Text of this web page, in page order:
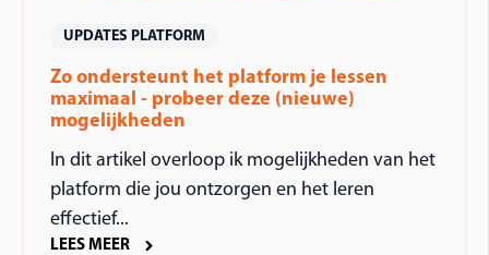
UPDATES PLATFORM
Zo ondersteunt het platform je lessen
maximaal - probeer deze (nieuwe)
mogelijkheden
In dit artikel overloop ik mogelijkheden van het
platform die jou ontzorgen en het leren
effectief...
LEES MEER